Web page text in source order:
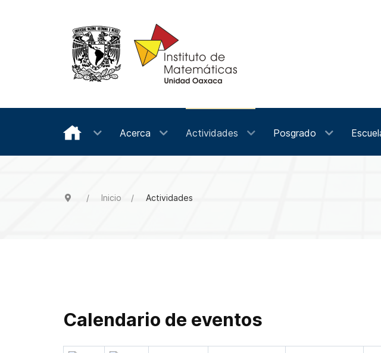
Acerca Actividades Posgrado
Inicio Actividades
Calendario de eventos